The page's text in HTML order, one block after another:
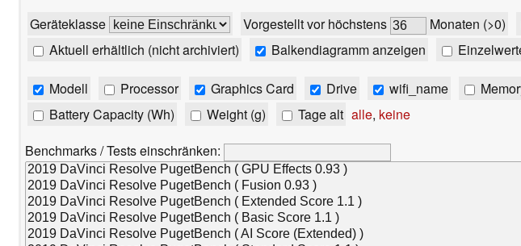
Geräteklasse Vorgestellt vor höchstens Monaten (>0)
Aktuell erhältlich (nicht archiviert)
Balkendiagramm anzeigen
Modell Processor Graphics Card Drive wifi_name
Battery Capacity (Wh)
Weight (g) Tage alt alle, keine
Benchmarks / Tests einschränken: